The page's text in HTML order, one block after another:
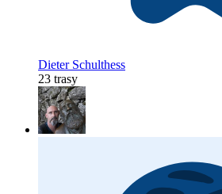
Dieter Schulthess
23 trasy